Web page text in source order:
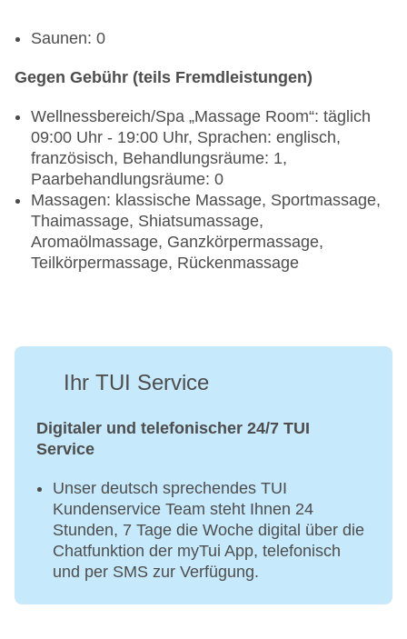
Saunen: 0
Gegen Gebühr (teils Fremdleistungen)
Wellnessbereich/Spa „Massage Room“: täglich
09:00 Uhr - 19:00 Uhr, Sprachen: englisch,
französisch, Behandlungsräume: 1,
Paarbehandlungsräume: 0
Massagen: klassische Massage, Sportmassage,
Thaimassage, Shiatsumassage,
Aromaölmassage, Ganzkörpermassage,
Teilkörpermassage, Rückenmassage
Ihr TUI Service
Digitaler und telefonischer 24/7 TUI
Service
Unser deutsch sprechendes TUI
Kundenservice Team steht Ihnen 24
Stunden, 7 Tage die Woche digital über die
Chatfunktion der myTui App, telefonisch
und per SMS zur Verfügung.